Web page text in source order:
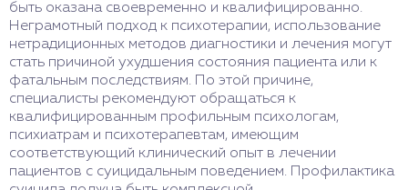
быть оказана своевременно и квалифицированно.
Неграмотный подход к психотерапии, использование
нетрадиционных методов диагностики и лечения могут
стать причиной ухудшения состояния пациента или к
фатальным последствиям. По этой причине,
специалисты рекомендуют обращаться к
квалифицированным профильным психологам,
психиатрам и психотерапевтам, имеющим
соответствующий клинический опыт в лечении
пациентов с суицидальным поведением. Профилактика